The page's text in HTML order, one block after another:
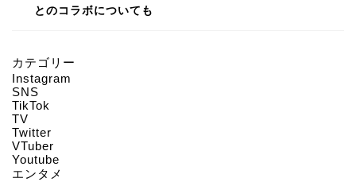
とのコラボについても
カテゴリー
Instagram
SNS
TikTok
TV
Twitter
VTuber
Youtube
エンタメ